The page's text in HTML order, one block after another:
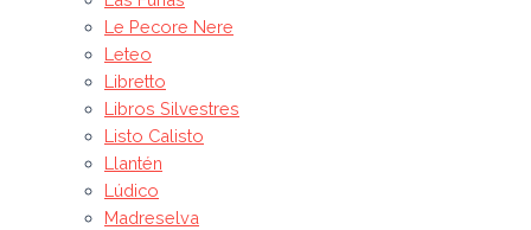
Le Pecore Nere
Leteo
Libretto
Libros Silvestres
Listo Calisto
Llantén
Lúdico
Madreselva